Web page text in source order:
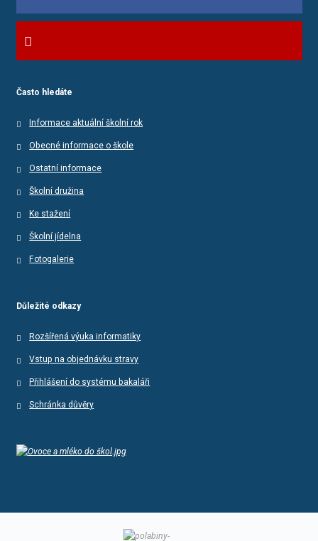
Často hledáte
Informace aktuální školní rok
Obecné informace o škole
Ostatní informace
Školní družina
Ke stažení
Školní jídelna
Fotogalerie
Důležité odkazy
Rozšířená výuka informatiky
Vstup na objednávku stravy
Přihlášení do systému bakaláři
Schránka důvěry